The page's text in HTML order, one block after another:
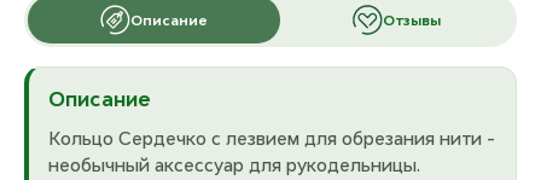
Описание Отзывы
Описание
Кольцо Сердечко с лезвием для обрезания нити -
необычный аксессуар для рукодельницы.